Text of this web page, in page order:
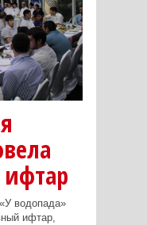
водопада»
ифтар,